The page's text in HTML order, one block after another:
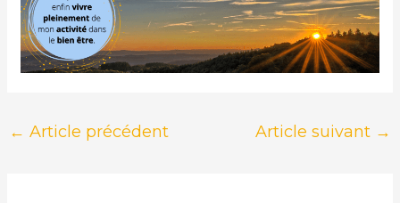
← Article précédent Article suivant →